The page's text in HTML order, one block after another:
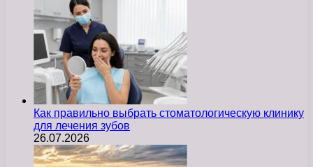
Как правильно выбрать стоматологическую клинику
для лечения зубов
26.07.2026